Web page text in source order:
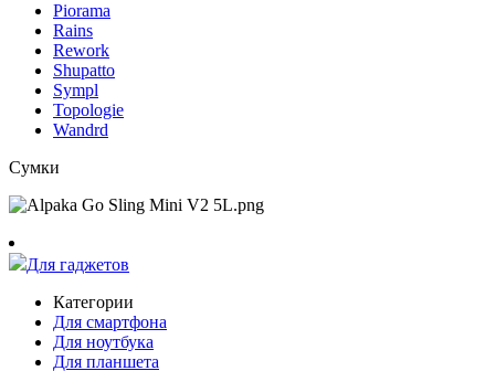
Piorama
Rains
Rework
Shupatto
Sympl
Topologie
Wandrd
Сумки
Для гаджетов
Категории
Для смартфона
Для ноутбука
Для планшета